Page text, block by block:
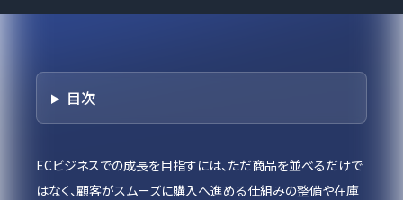
目次
ECビジネスでの成長を目指すには、ただ商品を並べるだけで
はなく、顧客がスムーズに購入へ進める仕組みの整備や在庫